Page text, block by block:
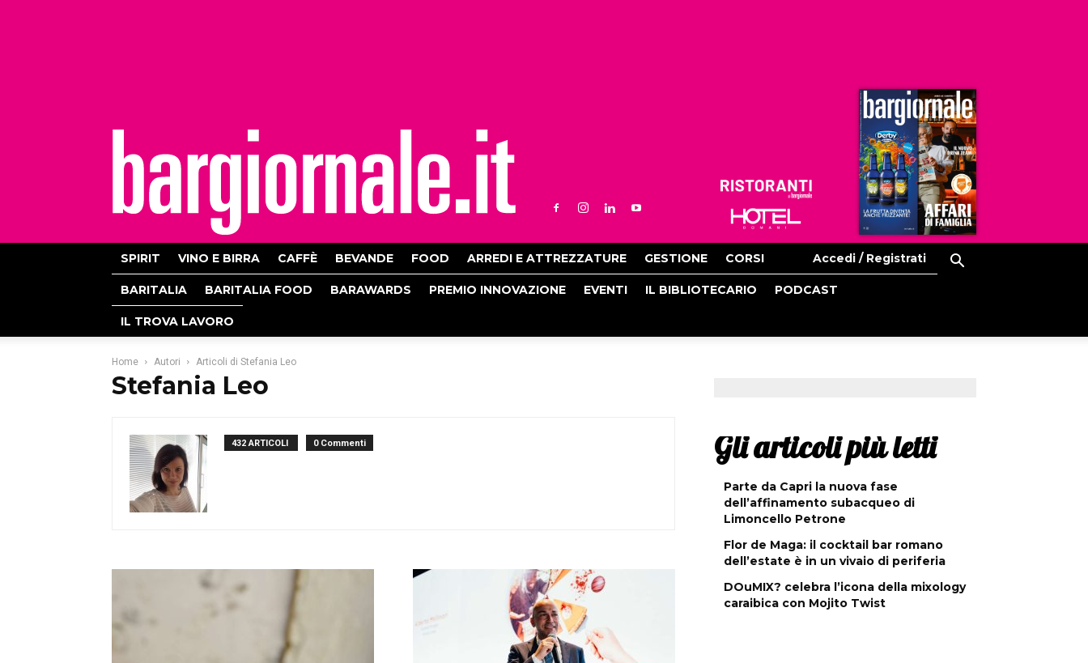
Ristoranti
Hoteldomani
SPIRIT VINO E BIRRA CAFFÈ BEVANDE FOOD ARREDI E ATTREZZATURE GESTIONE CORSI Accedi / Registrati
BARITALIA BARITALIA FOOD BARAWARDS PREMIO INNOVAZIONE EVENTI IL BIBLIOTECARIO PODCAST
IL TROVA LAVORO
Home Autori Articoli di Stefania Leo
Stefania Leo
432 ARTICOLI 0 Commenti Gli articoli più letti
Parte da Capri la nuova fase
dell’affinamento subacqueo di
Limoncello Petrone
Flor de Maga: il cocktail bar romano
dell’estate è in un vivaio di periferia
DOuMIX? celebra l’icona della mixology
caraibica con Mojito Twist